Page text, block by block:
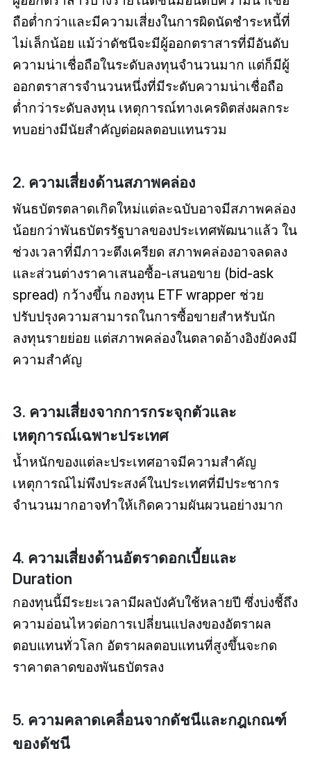
ถือต่ำกว่าและมีความเสี่ยงในการผิดนัดชำระหนี้ที่
ไม่เล็กน้อย แม้ว่าดัชนีจะมีผู้ออกตราสารที่มีอันดับ
ความน่าเชื่อถือในระดับลงทุนจำนวนมาก แต่ก็มีผู้
ออกตราสารจำนวนหนึ่งที่มีระดับความน่าเชื่อถือ
ต่ำกว่าระดับลงทุน เหตุการณ์ทางเครดิตส่งผลกระ
ทบอย่างมีนัยสำคัญต่อผลตอบแทนรวม
2. ความเสี่ยงด้านสภาพคล่อง
พันธบัตรตลาดเกิดใหม่แต่ละฉบับอาจมีสภาพคล่อง
น้อยกว่าพันธบัตรรัฐบาลของประเทศพัฒนาแล้ว ใน
ช่วงเวลาที่มีภาวะตึงเครียด สภาพคล่องอาจลดลง
และส่วนต่างราคาเสนอซื้อ-เสนอขาย (bid-ask
spread) กว้างขึ้น กองทุน ETF wrapper ช่วย
ปรับปรุงความสามารถในการซื้อขายสำหรับนัก
ลงทุนรายย่อย แต่สภาพคล่องในตลาดอ้างอิงยังคงมี
ความสำคัญ
3. ความเสี่ยงจากการกระจุกตัวและ
เหตุการณ์เฉพาะประเทศ
น้ำหนักของแต่ละประเทศอาจมีความสำคัญ
เหตุการณ์ไม่พึงประสงค์ในประเทศที่มีประชากร
จำนวนมากอาจทำให้เกิดความผันผวนอย่างมาก
4. ความเสี่ยงด้านอัตราดอกเบี้ยและ
Duration
กองทุนนี้มีระยะเวลามีผลบังคับใช้หลายปี ซึ่งบ่งชี้ถึง
ความอ่อนไหวต่อการเปลี่ยนแปลงของอัตราผล
ตอบแทนทั่วโลก อัตราผลตอบแทนที่สูงขึ้นจะกด
ราคาตลาดของพันธบัตรลง
5. ความคลาดเคลื่อนจากดัชนีและกฎเกณฑ์
ของดัชนี